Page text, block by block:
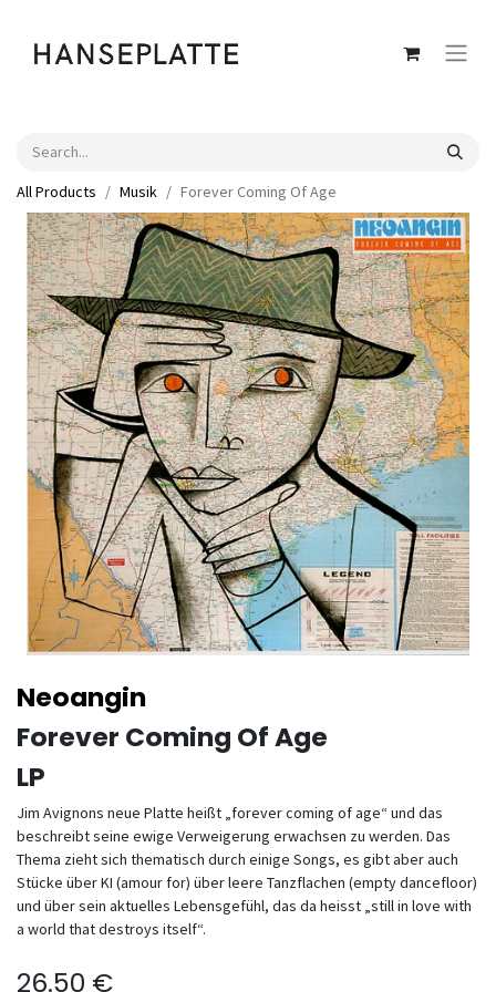
All Products Musik Forever Coming Of Age
Neoangin
Forever Coming Of Age
LP
Jim Avignons neue Platte heißt „forever coming of age“ und das
beschreibt seine ewige Verweigerung erwachsen zu werden. Das
Thema zieht sich thematisch durch einige Songs, es gibt aber auch
Stücke über KI (amour for) über leere Tanzflachen (empty dancefloor)
und über sein aktuelles Lebensgefühl, das da heisst „still in love with
a world that destroys itself“.
26.50 €